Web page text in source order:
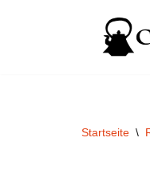
Startseite \